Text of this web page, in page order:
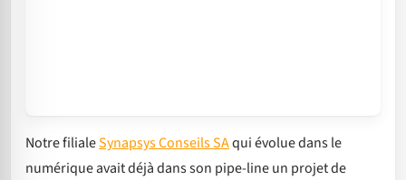
Notre filialeSynapsys Conseils SAqui évolue dans le
numérique avait déjà dans son pipe-line un projet de